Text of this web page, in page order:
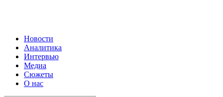
Новости
Аналитика
Интервью
Медиа
Сюжеты
О нас